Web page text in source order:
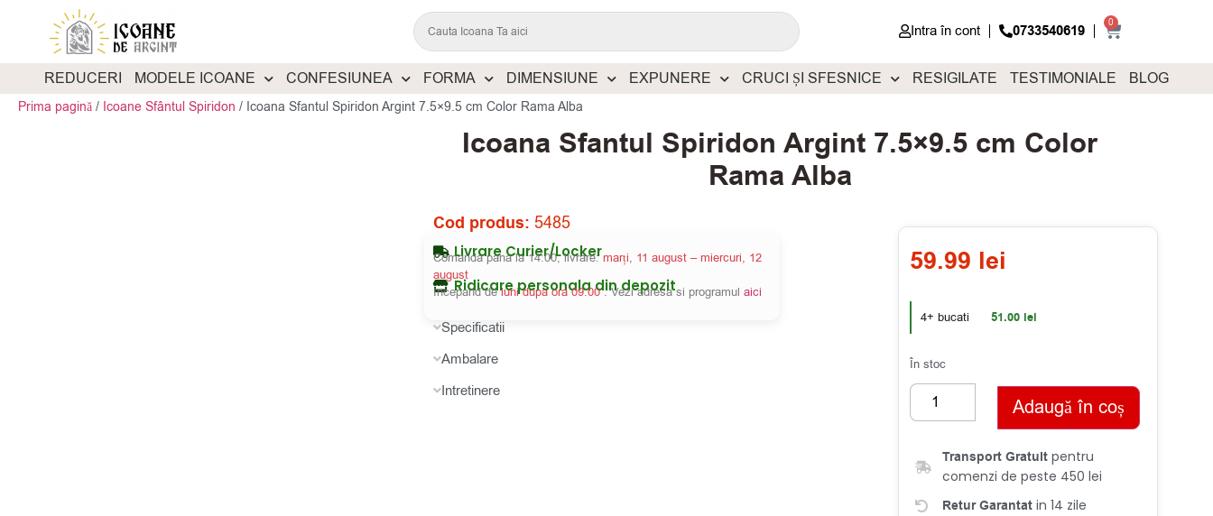
Intra în cont 0733540619 0
REDUCERI MODELE ICOANE CONFESIUNEA FORMA DIMENSIUNE EXPUNERE CRUCI ȘI SFESNICE RESIGILATE TESTIMONIALE BLOG
Prima pagină / Icoane Sfântul Spiridon / Icoana Sfantul Spiridon Argint 7.5×9.5 cm Color Rama Alba
Icoana Sfantul Spiridon Argint 7.5×9.5 cm Color
Rama Alba
Cod produs:5485
Livrare Curier/Locker
Comanda pana la 14:00, livrare:marți, 11 august – miercuri, 12
august
Ridicare personala din depozit
Incepand deluni dupa ora 09:00. Vezi adresa si programulaici
Specificatii
Ambalare
Intretinere
59.99 lei
În stoc
4+ bucati 51.00 lei
Adaugă în coș
Transport Gratuit pentru
comenzi de peste 450 lei
Retur Garantat in 14 zile